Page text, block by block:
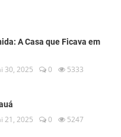
A Casa que Ficava em
30, 2025 0 5333
21, 2025 0 5247